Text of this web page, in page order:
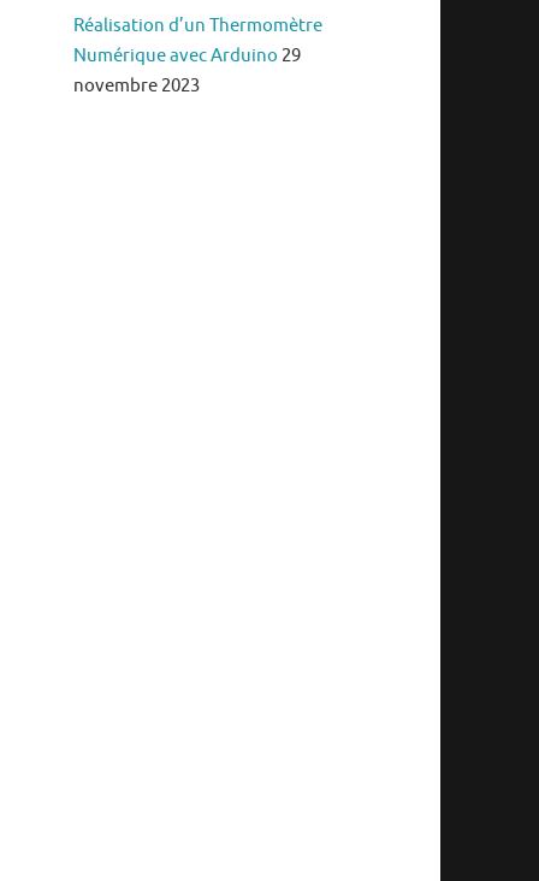
Réalisation d’un Thermomètre
Numérique avec Arduino 29
novembre 2023